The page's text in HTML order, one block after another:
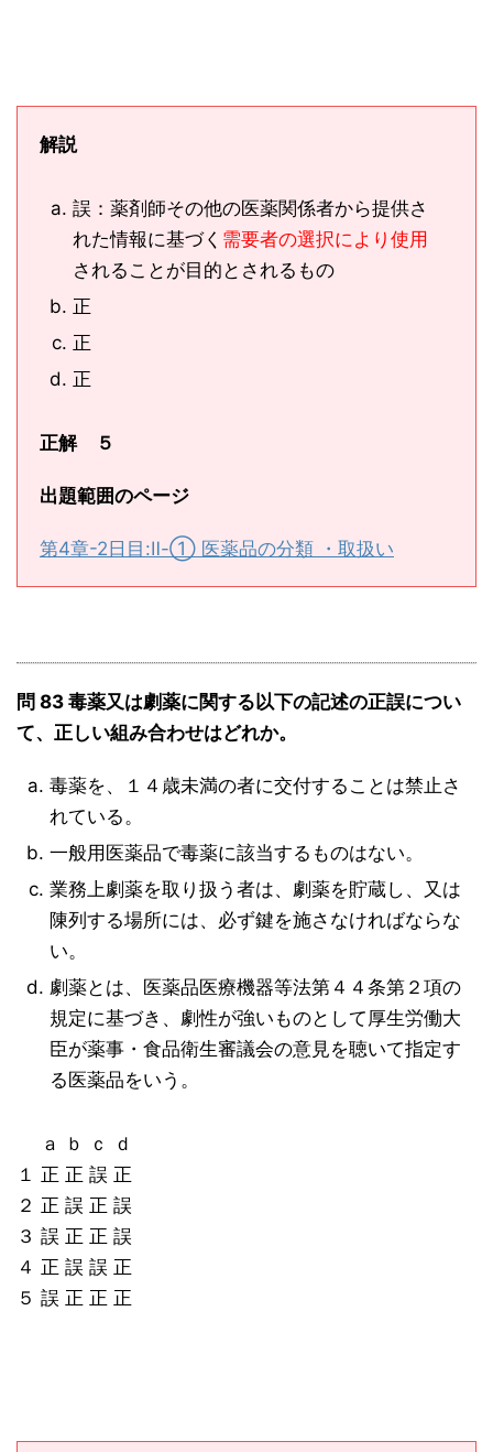
解説
誤：薬剤師その他の医薬関係者から提供さ
れた情報に基づく 需要者の選択により使用
されることが目的とされるもの
正
正
正
正解 ５
出題範囲のページ
第4章-2日目:Ⅱ-① 医薬品の分類 ・取扱い
問 83 毒薬又は劇薬に関する以下の記述の正誤につい
て、正しい組み合わせはどれか。
毒薬を、１４歳未満の者に交付することは禁止さ
れている。
一般用医薬品で毒薬に該当するものはない。
業務上劇薬を取り扱う者は、劇薬を貯蔵し、又は
陳列する場所には、必ず鍵を施さなければならな
い。
劇薬とは、医薬品医療機器等法第４４条第２項の
規定に基づき、劇性が強いものとして厚生労働大
臣が薬事・食品衛生審議会の意見を聴いて指定す
る医薬品をいう。
ａ ｂ ｃ ｄ
１ 正 正 誤 正
２ 正 誤 正 誤
３ 誤 正 正 誤
４ 正 誤 誤 正
５ 誤 正 正 正